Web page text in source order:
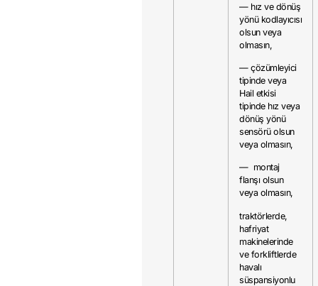
— hız ve dönüş
yönü kodlayıcısı
olsun veya
olmasın,
— çözümleyici
tipinde veya
Hail etkisi
tipinde hız veya
dönüş yönü
sensörü olsun
veya olmasın,
— montaj
flanşı olsun
veya olmasın,
traktörlerde,
hafriyat
makinelerinde
ve forkliftlerde
havalı
süspansiyonlu